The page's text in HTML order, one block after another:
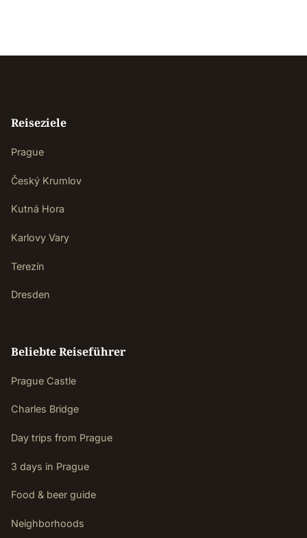
Reiseziele
Prague
Český Krumlov
Kutná Hora
Karlovy Vary
Terezín
Dresden
Beliebte Reiseführer
Prague Castle
Charles Bridge
Day trips from Prague
3 days in Prague
Food & beer guide
Neighborhoods